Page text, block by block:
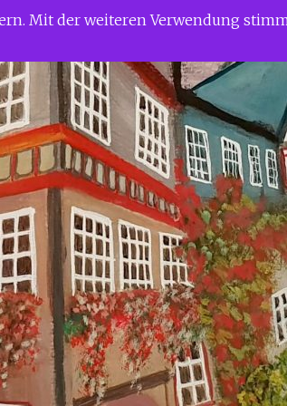
Mit der weiteren Verwendung